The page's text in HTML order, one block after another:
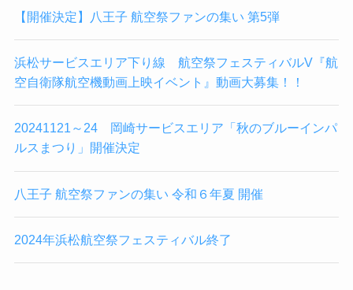
【開催決定】八王子 航空祭ファンの集い 第5弾
浜松サービスエリア下り線 航空祭フェスティバルV『航
空自衛隊航空機動画上映イベント』動画大募集！！
20241121～24 岡崎サービスエリア「秋のブルーインパ
ルスまつり」開催決定
八王子 航空祭ファンの集い 令和６年夏 開催
2024年浜松航空祭フェスティバル終了